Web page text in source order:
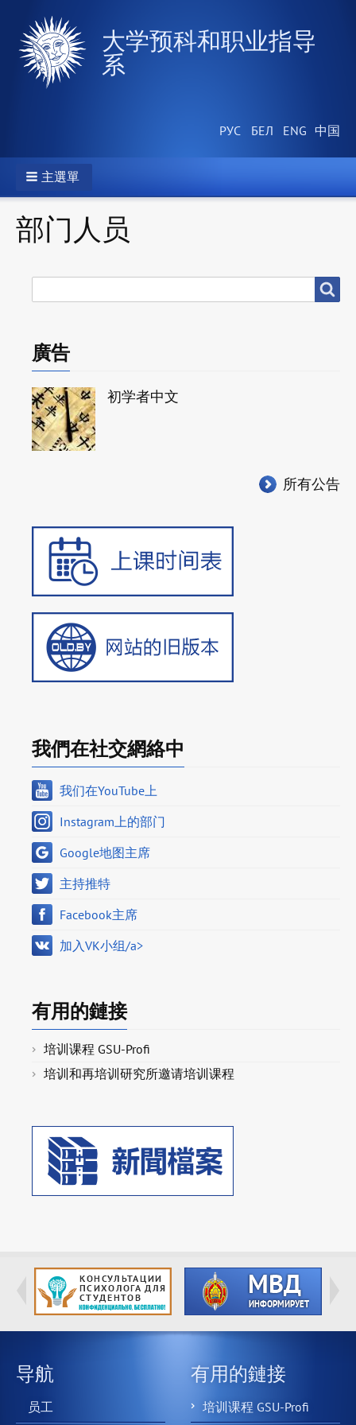
大学预科和职业指导
系
主選單
部门人员
尋
廣告
初学者中文
所有公告
我們在社交網絡中
我们在YouTube上
Instagram上的部门
Google地图主席
主持推特
Facebook主席
加入VK小组/a>
有用的鏈接
培训课程 GSU-Profi
培训和再培训研究所邀请培训课程
导航
员工
有用的鏈接
培训课程 GSU-Profi